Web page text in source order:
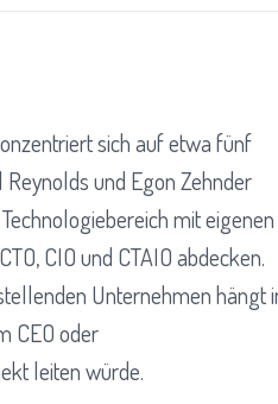
sich auf etwa fünf
und Egon Zehnder
mit eigenen
CIO und CTAIO abdecken.
Unternehmen hängt
CEO oder
leiten würde.